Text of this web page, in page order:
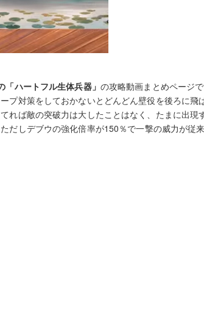
ハートフル生体兵器」 の攻略動画まとめページ
プ対策をしておかないとどんどん壁役を後ろに飛
れば敵の突破力は大したことはなく、たまに出現
だしデブウの強化倍率が150％で一撃の威力が従